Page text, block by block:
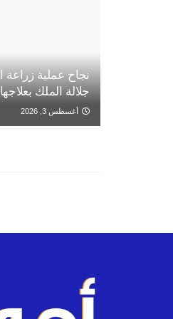
نجاح عملية زراعة
جلالة الملك بعلاجها
أغسطس 3, 2026